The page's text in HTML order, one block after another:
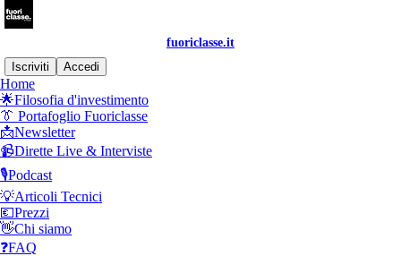
fuoriclasse.it
Iscriviti
Accedi
Home
🌟Filosofia d'investimento
👔 Portafoglio Fuoriclasse
📩Newsletter
📹Dirette Live & Interviste
🎙️Podcast
💡Articoli Tecnici
💶Prezzi
👋Chi siamo
❓FAQ
👔Fuoriclasse PRO